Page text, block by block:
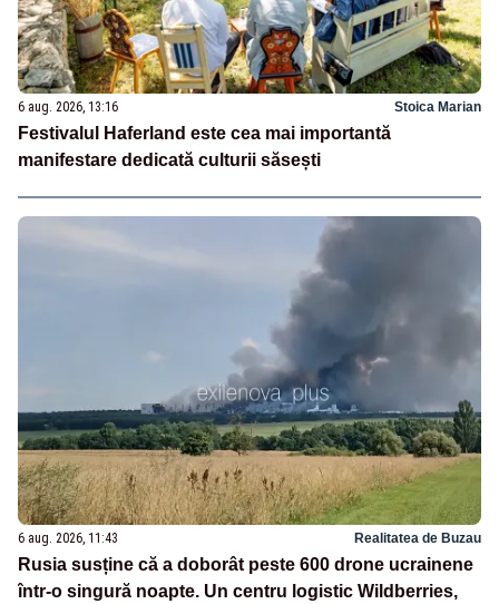
6 aug. 2026, 13:16 Stoica Marian
Festivalul Haferland este cea mai importantă
manifestare dedicată culturii săsești
6 aug. 2026, 11:43 Realitatea de Buzau
Rusia susține că a doborât peste 600 drone ucrainene
într-o singură noapte. Un centru logistic Wildberries,